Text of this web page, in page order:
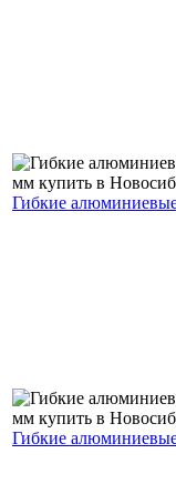
Гибкие
Гибкие